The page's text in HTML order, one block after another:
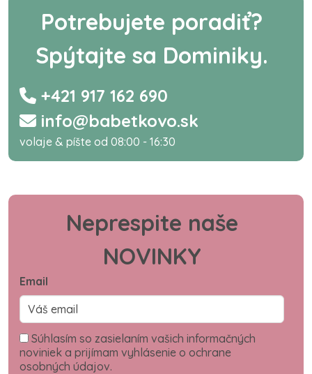
Potrebujete poradiť?
Spýtajte sa Dominiky.
+421 917 162 690
info@babetkovo.sk
volaje & píšte od 08:00 - 16:30
Neprespite naše
NOVINKY
Email
Súhlasím so zasielaním vašich informačných
noviniek a prijímam vyhlásenie o ochrane
osobných údajov.